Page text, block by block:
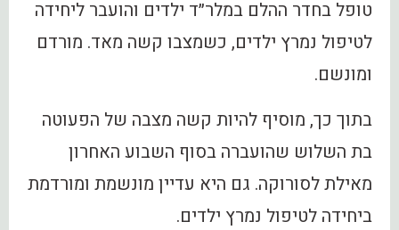
טופל בחדר ההלם במלר״ד ילדים והועבר ליחידה
לטיפול נמרץ ילדים, כשמצבו קשה מאד. מורדם
ומונשם.
בתוך כך, מוסיף להיות קשה מצבה של הפעוטה
בת השלוש שהועברה בסוף השבוע האחרון
מאילת לסורוקה. גם היא עדיין מונשמת ומורדמת
ביחידה לטיפול נמרץ ילדים.